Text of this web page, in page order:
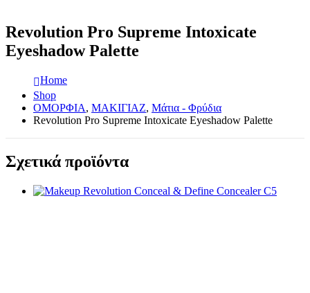
Revolution Pro Supreme Intoxicate
Eyeshadow Palette
Home
Shop
ΟΜΟΡΦΙΑ, ΜΑΚΙΓΙΑΖ, Μάτια - Φρύδια
Revolution Pro Supreme Intoxicate Eyeshadow Palette
Σχετικά προϊόντα